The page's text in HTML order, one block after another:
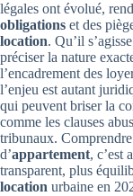
légales ont évolué,
obligations et des
location. Qu’il
préciser la nature
l’encadrement des
l’enjeu est autant
qui peuvent briser la
comme les clauses
tribunaux.
d’appartement, c’est
transparent, plus
location urbaine en